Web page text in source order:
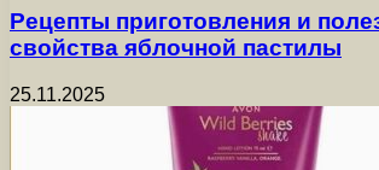
Рецепты приготовления и
свойства яблочной пастилы
25.11.2025